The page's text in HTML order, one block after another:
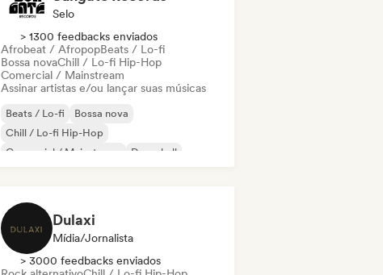
Selo
> 1300 feedbacks enviados
Afrobeat / AfropopBeats / Lo-fi
Bossa novaChill / Lo-fi Hip-Hop
Comercial / Mainstream
Assinar artistas e/ou lançar suas músicas
Beats / Lo-fi
Bossa nova
Chill / Lo-fi Hip-Hop
Comercial / Mainstream
Dancehall
Dulaxi
Mídia/Jornalista
> 3000 feedbacks enviados